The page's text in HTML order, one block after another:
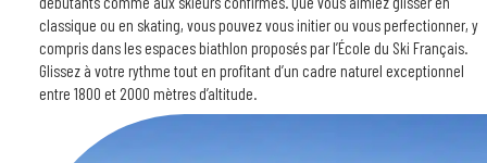
classique ou en skating, vous pouvez vous initier ou vous perfectionner, y
compris dans les espaces biathlon proposés par l’École du Ski Français.
Glissez à votre rythme tout en profitant d’un cadre naturel exceptionnel
entre 1800 et 2000 mètres d’altitude.